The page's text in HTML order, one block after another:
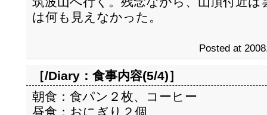
は何も見えなかった。
Posted at
［/Diary： 食事内容(5/4)］
朝食：食パン２枚、コーヒー
昼食：おにぎり２個